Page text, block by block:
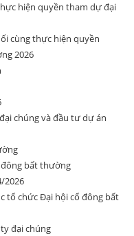
hiện quyền tham dự đại
cùng thực hiện quyền
2026
chúng và đầu tư dự án
bất thường
2026
tổ chức Đại hội cổ đông bất
đại chúng